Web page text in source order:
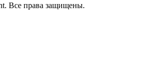
Все права защищены.